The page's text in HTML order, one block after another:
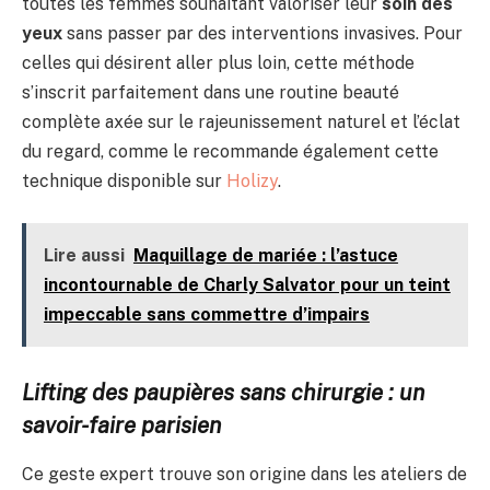
toutes les femmes souhaitant valoriser leur soin des
yeux sans passer par des interventions invasives. Pour
celles qui désirent aller plus loin, cette méthode
s’inscrit parfaitement dans une routine beauté
complète axée sur le rajeunissement naturel et l’éclat
du regard, comme le recommande également cette
technique disponible sur Holizy.
Lire aussi Maquillage de mariée : l’astuce
incontournable de Charly Salvator pour un teint
impeccable sans commettre d’impairs
Lifting des paupières sans chirurgie : un
savoir-faire parisien
Ce geste expert trouve son origine dans les ateliers de